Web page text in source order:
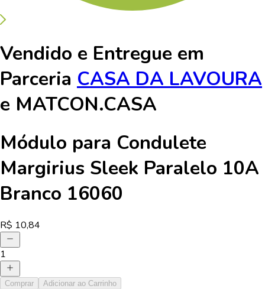
Vendido e Entregue em
Parceria CASA DA LAVOURA
e MATCON.CASA
Módulo para Condulete
Margirius Sleek Paralelo 10A
Branco 16060
R$ 10,84
1
Comprar
Adicionar ao Carrinho